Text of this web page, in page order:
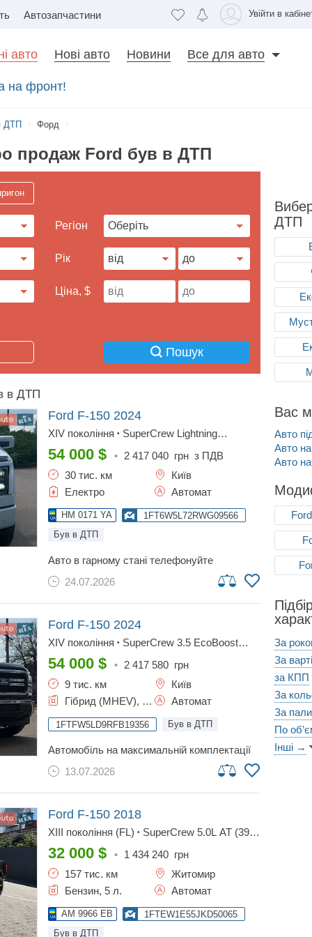
Увійти в
Автозапчастини
авто Нові авто Новини Все для авто
на фронт!
ДТП Форд
продаж Ford був в ДТП
Регіон
Рік
Ціна, $
Пошук
в ДТП
Ford F-150 2024
XIV покоління • SuperCrew Lightning
Extended Range 131 kWh (563 к.с.) 4WD
Base
54 000 $ • 2 417 040 грн з ПДВ
30 тис. км
Київ
Електро
Автомат
HM 0171 YA
1FT6W5L72RWG09566
Був в ДТП
авто в гарному стані телефонуйте
24.07.2026
Ford F-150 2024
XIV покоління • SuperCrew 3.5 EcoBoost
MHEV AT (430 к.с.) AWD
54 000 $ • 2 417 580 грн
9 тис. км
Київ
Гібрид (MHEV), 3.5 л.
Автомат
1FTFW5LD9RFB19356 Був в ДТП
автомобіль на максимальній комплектації
lariat!!! повністю обслужений! пригон до
любого міста україни!!!всі деталі по
13.07.2026
Ford F-150 2018
XIII покоління (FL) • SuperCrew 5.0L AT (395
к.с.) AWD Lariat
32 000 $ • 1 434 240 грн
157 тис. км
Житомир
Бензин, 5 л.
Автомат
AM 9966 EB
1FTEW1E55JKD50065
Був в ДТП
ДТП
Вас
Авто
Авто на
Авто
За
За
за КПП
За
За
По
Інші →